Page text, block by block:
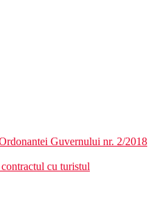
(contra cost)
Guvernului nr. 2/2018
cu turistul